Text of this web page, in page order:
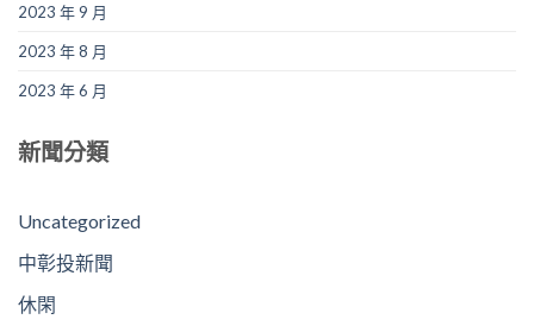
2023 年 9 月
2023 年 8 月
2023 年 6 月
新聞分類
Uncategorized
中彰投新聞
休閑